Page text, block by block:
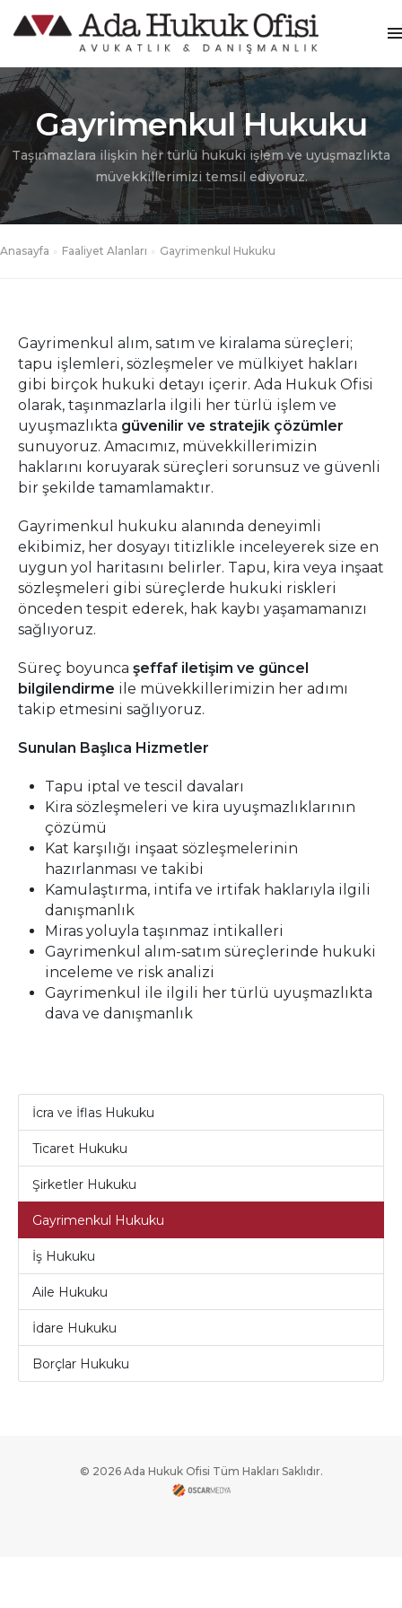
Gayrimenkul Hukuku
Taşınmazlara ilişkin her türlü hukuki işlem ve uyuşmazlıkta
müvekkillerimizi temsil ediyoruz.
Anasayfa Faaliyet Alanları Gayrimenkul Hukuku
Gayrimenkul alım, satım ve kiralama süreçleri;
tapu işlemleri, sözleşmeler ve mülkiyet hakları
gibi birçok hukuki detayı içerir. Ada Hukuk Ofisi
olarak, taşınmazlarla ilgili her türlü işlem ve
uyuşmazlıkta güvenilir ve stratejik çözümler
sunuyoruz. Amacımız, müvekkillerimizin
haklarını koruyarak süreçleri sorunsuz ve güvenli
bir şekilde tamamlamaktır.
Gayrimenkul hukuku alanında deneyimli
ekibimiz, her dosyayı titizlikle inceleyerek size en
uygun yol haritasını belirler. Tapu, kira veya inşaat
sözleşmeleri gibi süreçlerde hukuki riskleri
önceden tespit ederek, hak kaybı yaşamamanızı
sağlıyoruz.
Süreç boyunca şeffaf iletişim ve güncel
bilgilendirme ile müvekkillerimizin her adımı
takip etmesini sağlıyoruz.
Sunulan Başlıca Hizmetler
Tapu iptal ve tescil davaları
Kira sözleşmeleri ve kira uyuşmazlıklarının
çözümü
Kat karşılığı inşaat sözleşmelerinin
hazırlanması ve takibi
Kamulaştırma, intifa ve irtifak haklarıyla ilgili
danışmanlık
Miras yoluyla taşınmaz intikalleri
Gayrimenkul alım-satım süreçlerinde hukuki
inceleme ve risk analizi
Gayrimenkul ile ilgili her türlü uyuşmazlıkta
dava ve danışmanlık
İcra ve İflas Hukuku
Ticaret Hukuku
Şirketler Hukuku
Gayrimenkul Hukuku
İş Hukuku
Aile Hukuku
İdare Hukuku
Borçlar Hukuku
© 2026 Ada Hukuk Ofisi Tüm Hakları Saklıdır.